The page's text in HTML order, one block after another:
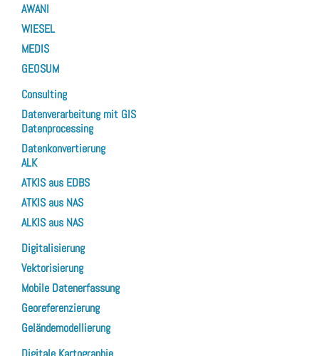
AWANI
WIESEL
MEDIS
GEOSUM
Consulting
Datenverarbeitung mit GIS
Datenprocessing
Datenkonvertierung
ALK
ATKIS aus EDBS
ATKIS aus NAS
ALKIS aus NAS
Digitalisierung
Vektorisierung
Mobile Datenerfassung
Georeferenzierung
Geländemodellierung